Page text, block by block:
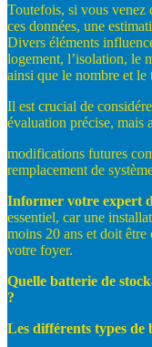
Toutefois, si vous venez
ces données, une
Divers éléments
logement, l’isolation, le
ainsi que le nombre et le
Il est crucial de
évaluation précise, mais
modifications futures
remplacement de
Informer votre expert
essentiel, car une
moins 20 ans et doit être
votre foyer.
Quelle batterie de
?
Les différents types de